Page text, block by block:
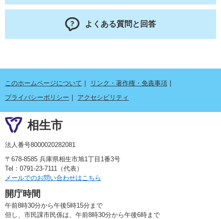
よくある質問と回答
このホームページについて
リンク・著作権・免責事項
プライバシーポリシー
アクセシビリティ
相生市
法人番号8000020282081
〒678-8585 兵庫県相生市旭1丁目1番3号
Tel：0791-23-7111（代表）
メールでのお問い合わせはこちら
開庁時間
午前8時30分から午後5時15分まで
但し、市民課市民係は、午前8時30分から午後6時まで